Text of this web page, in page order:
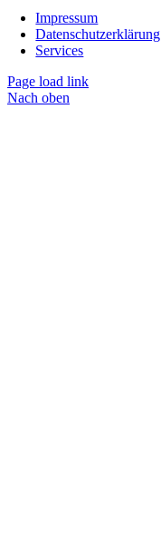
Impressum
Datenschutzerklärung
Services
Page load link
Nach oben